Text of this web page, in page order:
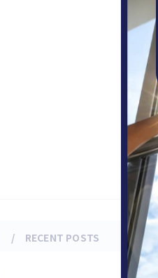
RECENT POSTS